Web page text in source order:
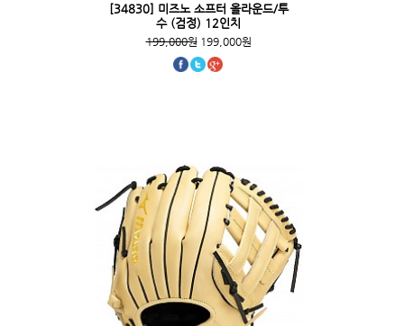
[34830] 미즈노 소프터 올라운드/투
수 (검정) 12인치
199,000원199,000원